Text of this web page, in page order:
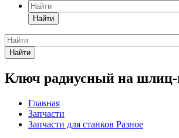
Найти
Найти
Ключ радиусный на шлиц-
Главная
Запчасти
Запчасти для станков Разное